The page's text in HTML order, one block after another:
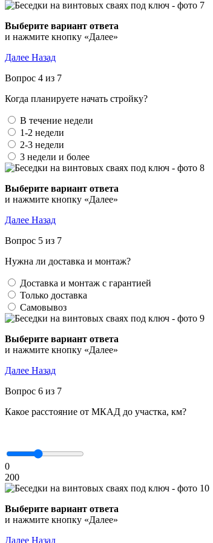
Выберите вариант ответа
и нажмите кнопку «Далее»
Далее Назад
Вопрос 4 из 7
Когда планируете начать стройку?
В течение недели
1-2 недели
2-3 недели
3 недели и более
Выберите вариант ответа
и нажмите кнопку «Далее»
Далее Назад
Вопрос 5 из 7
Нужна ли доставка и монтаж?
Доставка и монтаж с гарантией
Только доставка
Самовывоз
Выберите вариант ответа
и нажмите кнопку «Далее»
Далее Назад
Вопрос 6 из 7
Какое расстояние от МКАД до участка, км?
0
200
Выберите вариант ответа
и нажмите кнопку «Далее»
Далее Назад